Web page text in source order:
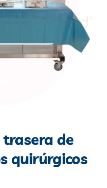
trasera de
quirúrgicos